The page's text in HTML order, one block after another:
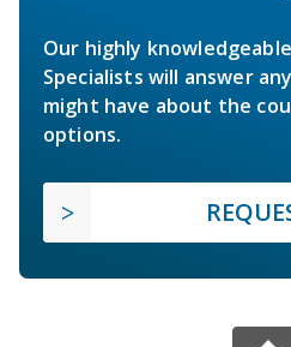
Our highly
Specialists will answer
might have about the
options.